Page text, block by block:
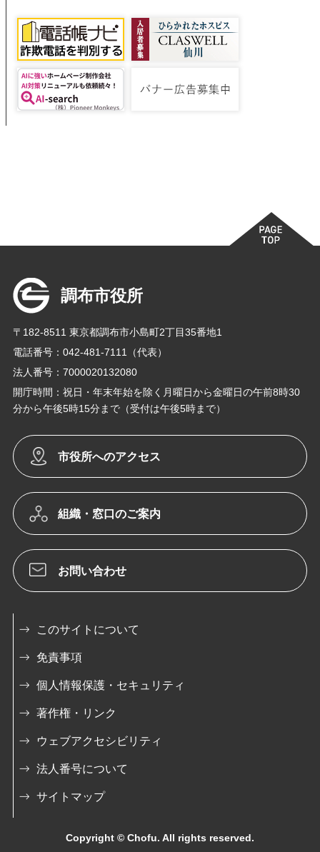
調布市役所
〒182-8511 東京都調布市小島町2丁目35番地1
電話番号：042-481-7111（代表）
法人番号：7000020132080
開庁時間：祝日・年末年始を除く月曜日から金曜日の午前8時30
分から午後5時15分まで（受付は午後5時まで）
市役所へのアクセス
組織・窓口のご案内
お問い合わせ
このサイトについて
免責事項
個人情報保護・セキュリティ
著作権・リンク
ウェブアクセシビリティ
法人番号について
サイトマップ
Copyright © Chofu. All rights reserved.